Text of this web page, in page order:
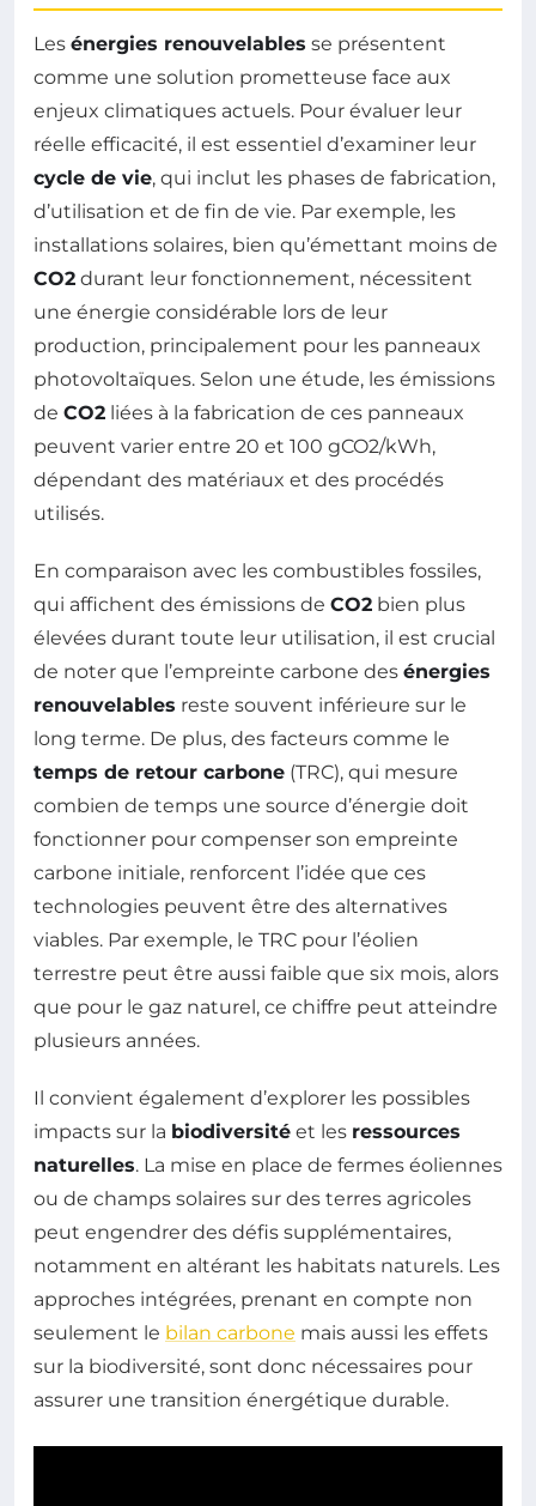
Les énergies renouvelables se présentent
comme une solution prometteuse face aux
enjeux climatiques actuels. Pour évaluer leur
réelle efficacité, il est essentiel d’examiner leur
cycle de vie, qui inclut les phases de fabrication,
d’utilisation et de fin de vie. Par exemple, les
installations solaires, bien qu’émettant moins de
CO2 durant leur fonctionnement, nécessitent
une énergie considérable lors de leur
production, principalement pour les panneaux
photovoltaïques. Selon une étude, les émissions
de CO2 liées à la fabrication de ces panneaux
peuvent varier entre 20 et 100 gCO2/kWh,
dépendant des matériaux et des procédés
utilisés.
En comparaison avec les combustibles fossiles,
qui affichent des émissions de CO2 bien plus
élevées durant toute leur utilisation, il est crucial
de noter que l’empreinte carbone des énergies
renouvelables reste souvent inférieure sur le
long terme. De plus, des facteurs comme le
temps de retour carbone (TRC), qui mesure
combien de temps une source d’énergie doit
fonctionner pour compenser son empreinte
carbone initiale, renforcent l’idée que ces
technologies peuvent être des alternatives
viables. Par exemple, le TRC pour l’éolien
terrestre peut être aussi faible que six mois, alors
que pour le gaz naturel, ce chiffre peut atteindre
plusieurs années.
Il convient également d’explorer les possibles
impacts sur la biodiversité et les ressources
naturelles. La mise en place de fermes éoliennes
ou de champs solaires sur des terres agricoles
peut engendrer des défis supplémentaires,
notamment en altérant les habitats naturels. Les
approches intégrées, prenant en compte non
seulement le bilan carbone mais aussi les effets
sur la biodiversité, sont donc nécessaires pour
assurer une transition énergétique durable.